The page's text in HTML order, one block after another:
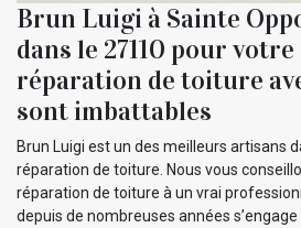
Brun Luigi à Sainte
dans le 27110 pour votre
réparation de toiture
sont imbattables
Brun Luigi est un des meilleurs artisans
réparation de toiture. Nous vous
réparation de toiture à un vrai
depuis de nombreuses années